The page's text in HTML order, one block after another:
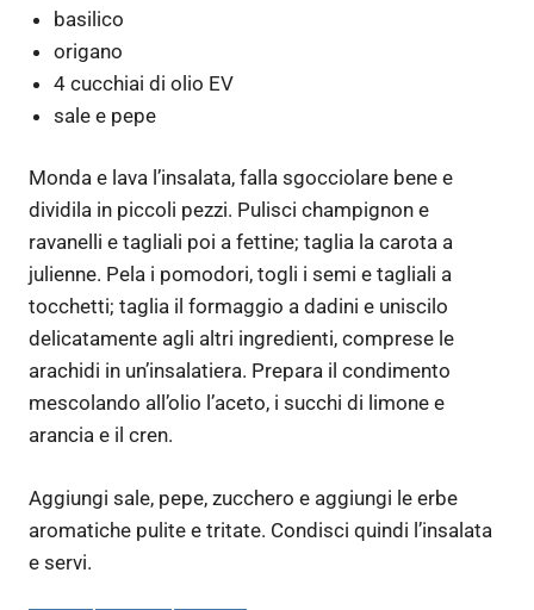
basilico
origano
4 cucchiai di olio EV
sale e pepe
Monda e lava l’insalata, falla sgocciolare bene e
dividila in piccoli pezzi. Pulisci champignon e
ravanelli e tagliali poi a fettine; taglia la carota a
julienne. Pela i pomodori, togli i semi e tagliali a
tocchetti; taglia il formaggio a dadini e uniscilo
delicatamente agli altri ingredienti, comprese le
arachidi in un’insalatiera. Prepara il condimento
mescolando all’olio l’aceto, i succhi di limone e
arancia e il cren.
Aggiungi sale, pepe, zucchero e aggiungi le erbe
aromatiche pulite e tritate. Condisci quindi l’insalata
e servi.